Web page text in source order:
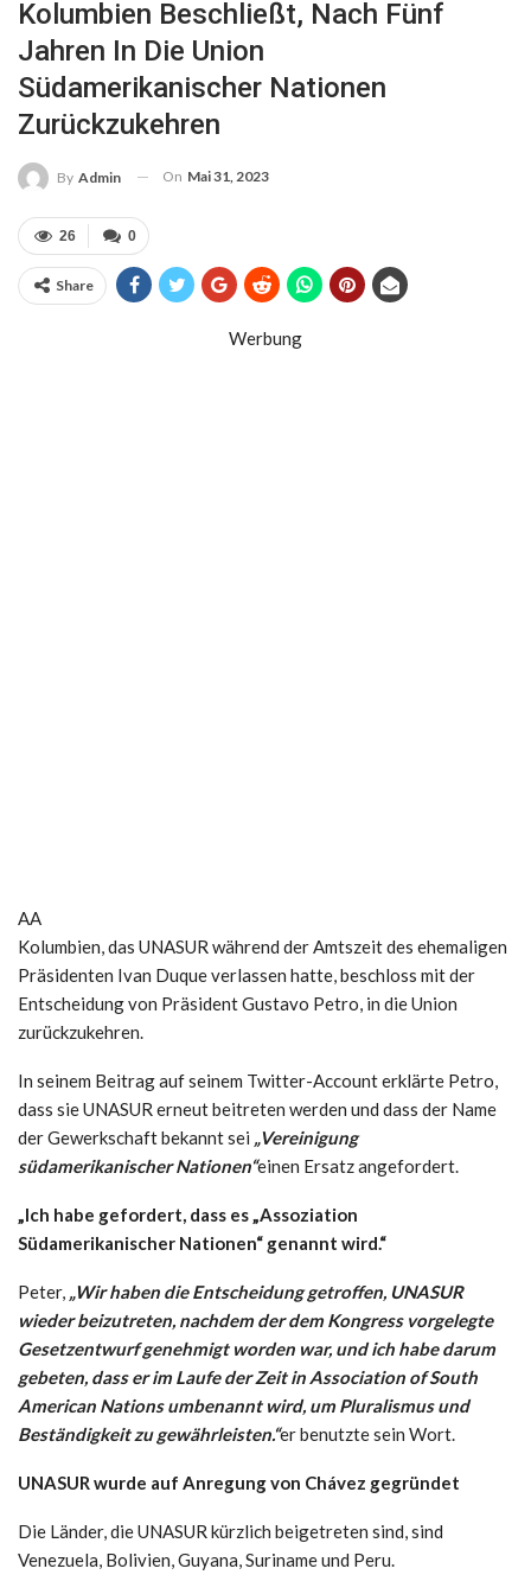
Kolumbien Beschließt, Nach Fünf
Jahren In Die Union
Südamerikanischer Nationen
Zurückzukehren
By Admin On Mai 31, 2023
0
26
Share
Werbung
AA
Kolumbien, das UNASUR während der Amtszeit des ehemaligen
Präsidenten Ivan Duque verlassen hatte, beschloss mit der
Entscheidung von Präsident Gustavo Petro, in die Union
zurückzukehren.
In seinem Beitrag auf seinem Twitter-Account erklärte Petro,
dass sie UNASUR erneut beitreten werden und dass der Name
der Gewerkschaft bekannt sei „Vereinigung
südamerikanischer Nationen“einen Ersatz angefordert.
„Ich habe gefordert, dass es „Assoziation
Südamerikanischer Nationen“ genannt wird.“
Peter, „Wir haben die Entscheidung getroffen, UNASUR
wieder beizutreten, nachdem der dem Kongress vorgelegte
Gesetzentwurf genehmigt worden war, und ich habe darum
gebeten, dass er im Laufe der Zeit in Association of South
American Nations umbenannt wird, um Pluralismus und
Beständigkeit zu gewährleisten.“er benutzte sein Wort.
UNASUR wurde auf Anregung von Chávez gegründet
Die Länder, die UNASUR kürzlich beigetreten sind, sind
Venezuela, Bolivien, Guyana, Suriname und Peru.